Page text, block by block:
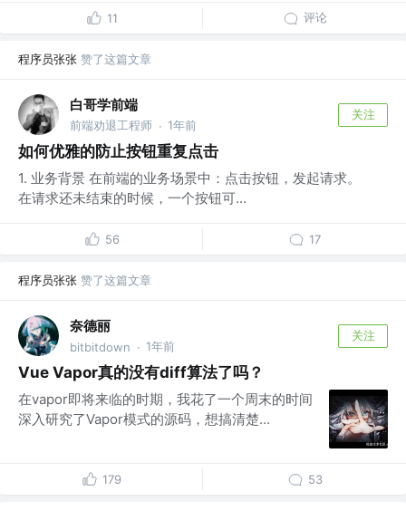
11 评论
程序员张张 赞了这篇文章
白哥学前端
前端劝退工程师 · 1年前
关注
如何优雅的防止按钮重复点击
1. 业务背景 在前端的业务场景中：点击按钮，发起请求。
在请求还未结束的时候，一个按钮可...
56 17
程序员张张 赞了这篇文章
奈德丽
bitbitdown · 1年前
关注
Vue Vapor真的没有diff算法了吗？
在vapor即将来临的时期，我花了一个周末的时间
深入研究了Vapor模式的源码，想搞清楚...
179 53